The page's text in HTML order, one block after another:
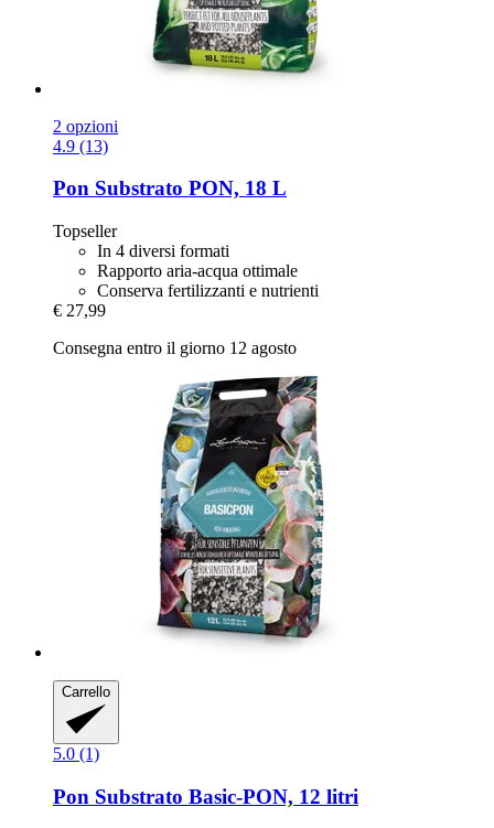
2 opzioni
4.9 (13)
Pon Substrato PON, 18 L
Topseller
In 4 diversi formati
Rapporto aria-acqua ottimale
Conserva fertilizzanti e nutrienti
€ 27,99
Consegna entro il giorno 12 agosto
Carrello
5.0 (1)
Pon Substrato Basic-​PON, 12 litri